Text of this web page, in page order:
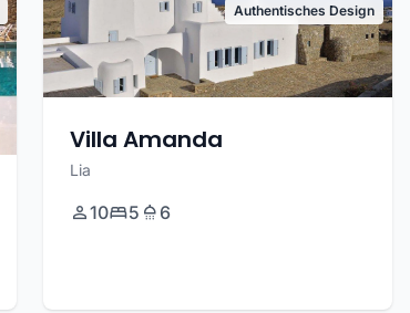
Authentisches Design
Villa Amanda
Lia
10 5 6